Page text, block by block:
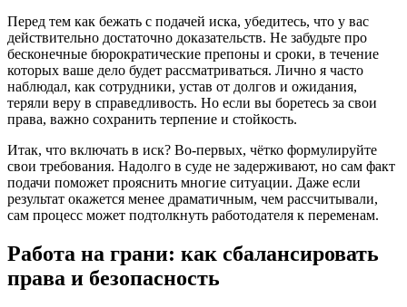
Перед тем как бежать с подачей иска, убедитесь, что у вас
действительно достаточно доказательств. Не забудьте про
бесконечные бюрократические препоны и сроки, в течение
которых ваше дело будет рассматриваться. Лично я часто
наблюдал, как сотрудники, устав от долгов и ожидания,
теряли веру в справедливость. Но если вы боретесь за свои
права, важно сохранить терпение и стойкость.
Итак, что включать в иск? Во-первых, чётко формулируйте
свои требования. Надолго в суде не задерживают, но сам факт
подачи поможет прояснить многие ситуации. Даже если
результат окажется менее драматичным, чем рассчитывали,
сам процесс может подтолкнуть работодателя к переменам.
Работа на грани: как сбалансировать
права и безопасность